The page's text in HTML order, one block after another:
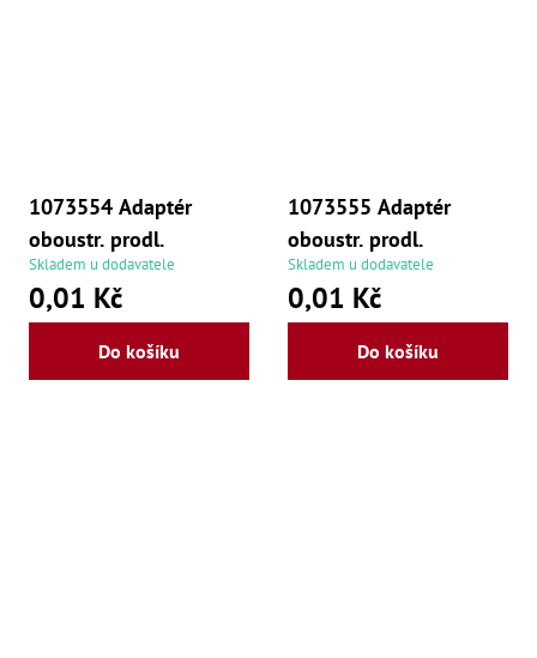
1073554 Adaptér
oboustr. prodl.
Skladem u dodavatele
0,01 Kč
Do košíku
1073555 Adaptér
oboustr. prodl.
Skladem u dodavatele
0,01 Kč
Do košíku